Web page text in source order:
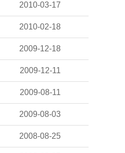
2010-03-17
2010-02-18
2009-12-18
2009-12-11
2009-08-11
2009-08-03
2008-08-25